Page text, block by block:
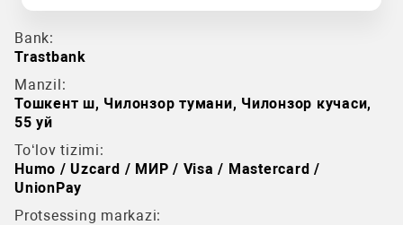
Bank:
Trastbank
Manzil:
Тошкент ш, Чилонзор тумани, Чилонзор кучаси,
55 уй
To‘lov tizimi:
Humo / Uzcard / МИР / Visa / Mastercard /
UnionPay
Protsessing markazi: